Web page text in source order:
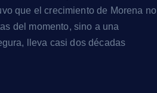
que el crecimiento de Morena no
del momento, sino a una
lleva casi dos décadas